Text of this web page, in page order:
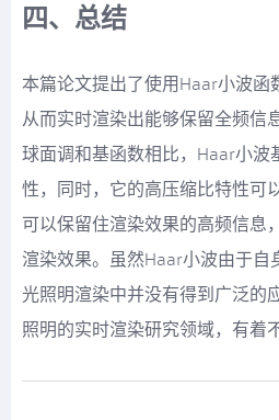
四、总结
本篇论文提出了使用Haar小波函
从而实时渲染出能够保留全频信
球面调和基函数相比，Haar小波
性，同时，它的高压缩比特性可
可以保留住渲染效果的高频信息
渲染效果。虽然Haar小波由于自
光照明渲染中并没有得到广泛的
照明的实时渲染研究领域，有着